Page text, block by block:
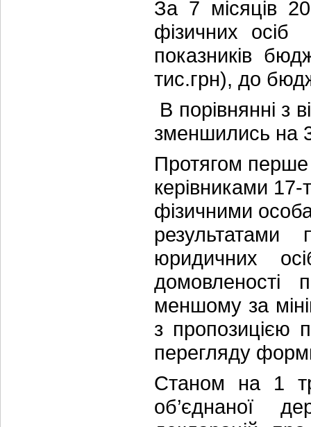
За 7 місяців
фізичних
показників
тис.грн), до
В порівнянні з
зменшились на
Протягом перше
керівниками
фізичними
результатами
юридичних
домовленості
меншому за
з пропозицією
перегляду
Станом на 1
об’єднаної